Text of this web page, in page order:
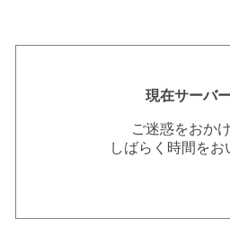
現在サーバ
ご迷惑をおか
しばらく時間を